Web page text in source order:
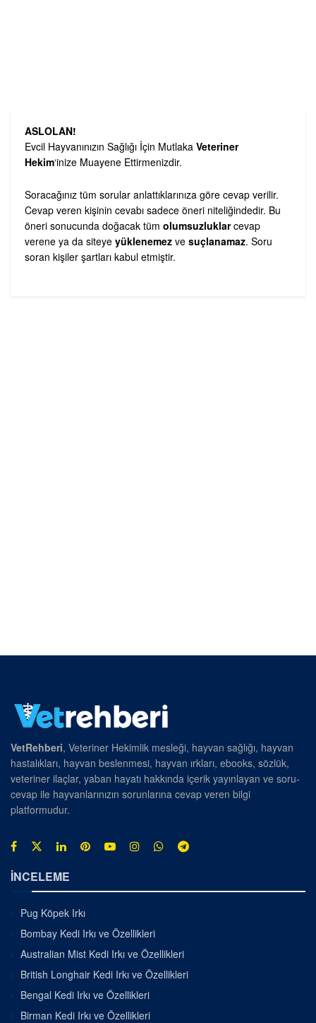
ASLOLAN!
Evcil Hayvanınızın Sağlığı İçin Mutlaka Veteriner
Hekim‘inize Muayene Ettirmenizdir.
Soracağınız tüm sorular anlattıklarınıza göre cevap verilir.
Cevap veren kişinin cevabı sadece öneri niteliğindedir. Bu
öneri sonucunda doğacak tüm olumsuzluklarcevap
verene ya da siteye yüklenemez ve suçlanamaz. Soru
soran kişiler şartları kabul etmiştir.
VetRehberi, Veteriner Hekimlik mesleği, hayvan sağlığı, hayvan
hastalıkları, hayvan beslenmesi, hayvan ırkları, ebooks, sözlük,
veteriner ilaçlar, yaban hayatı hakkında içerik yayınlayan ve soru-
cevap ile hayvanlarınızın sorunlarına cevap veren bilgi
platformudur.
İNCELEME
Pug Köpek Irkı
Bombay Kedi Irkı ve Özellikleri
Australian Mist Kedi Irkı ve Özellikleri
British Longhair Kedi Irkı ve Özellikleri
Bengal Kedi Irkı ve Özellikleri
Birman Kedi Irkı ve Özellikleri